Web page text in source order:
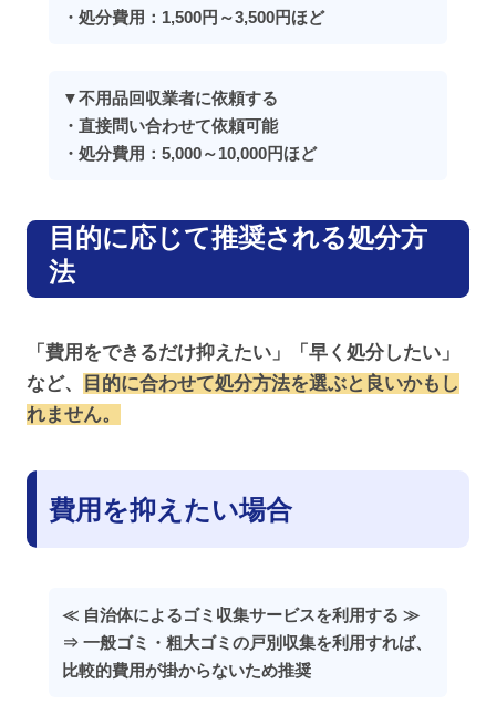
・処分費用：1,500円～3,500円ほど
▼不用品回収業者に依頼する
・直接問い合わせて依頼可能
・処分費用：5,000～10,000円ほど
目的に応じて推奨される処分方
法
「費用をできるだけ抑えたい」「早く処分したい」
など、
目的に合わせて処分方法を選ぶと良いかもし
れません。
費用を抑えたい場合
≪ 自治体によるゴミ収集サービスを利用する ≫
⇒ 一般ゴミ・粗大ゴミの戸別収集を利用すれば、
比較的費用が掛からないため推奨